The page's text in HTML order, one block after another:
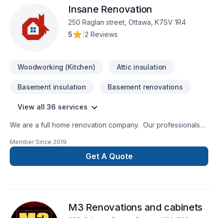
Insane Renovation
250 Raglan street, Ottawa, K7SV 1R4
5
2 Reviews
Woodworking (Kitchen) Attic insulation
Basement insulation Basement renovations
View all 36 services
We are a full home renovation company. Our professionals
Since 1996, Insane Renovation understands the importance
professional craftspeople in order to honor factory warranty.
Member Since 2019
Get A Quote
M3 Renovations and cabinets